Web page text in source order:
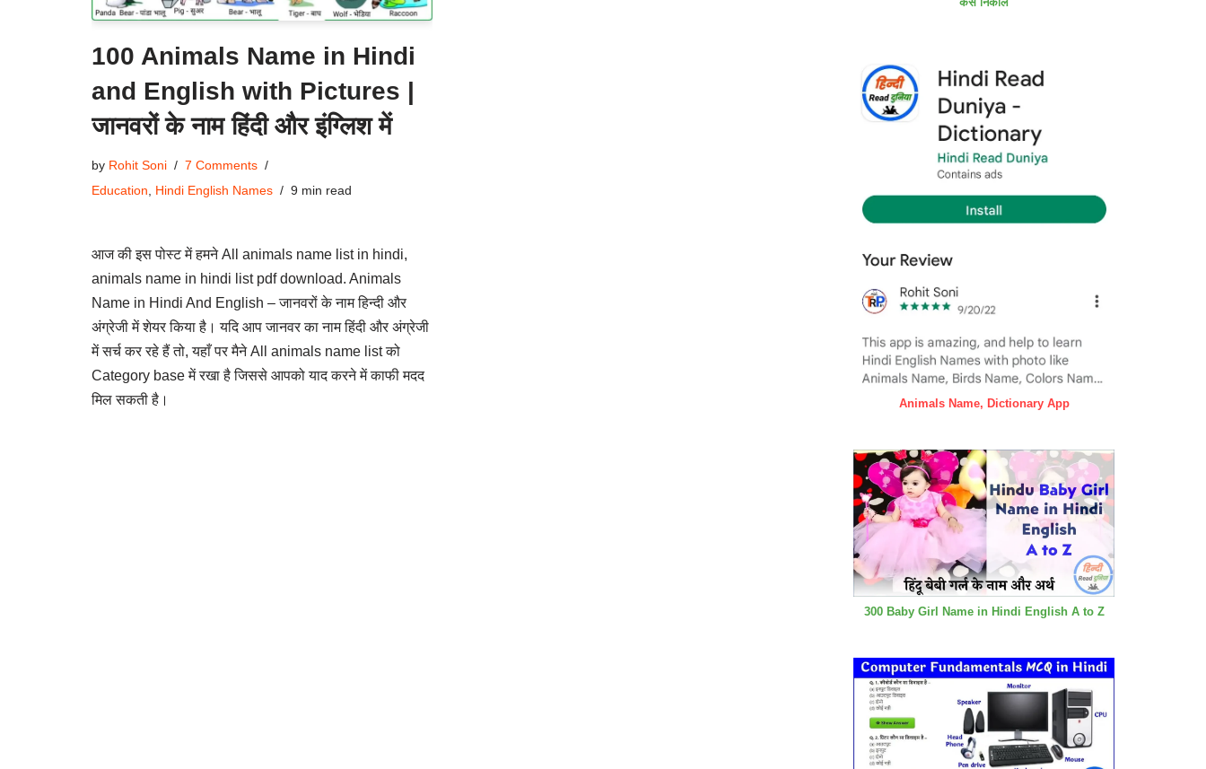
100 Animals Name in Hindi
and English with Pictures |
जानवरों के नाम हिंदी और इंग्लिश में
by Rohit Soni
7 Comments
Education
Hindi English Names 9 min read
आज की इस पोस्ट में हमने All animals name list in hindi,
animals name in hindi list pdf download. Animals
Name in Hindi And English – जानवरों के नाम हिन्दी और
अंग्रेजी में शेयर किया है। यदि आप जानवर का नाम हिंदी और अंग्रेजी
में सर्च कर रहे हैं तो, यहाँ पर मैने All animals name list को
Category base में रखा है जिससे आपको याद करने में काफी मदद
मिल सकती है।
Animals Name, Dictionary App
300 Baby Girl Name in Hindi English A to Z